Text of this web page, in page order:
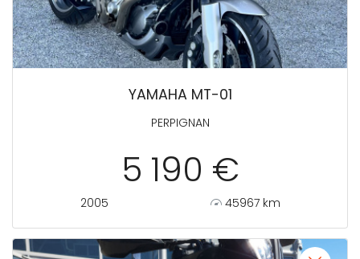
YAMAHA MT-01
PERPIGNAN
5 190 €
2005 45967 km